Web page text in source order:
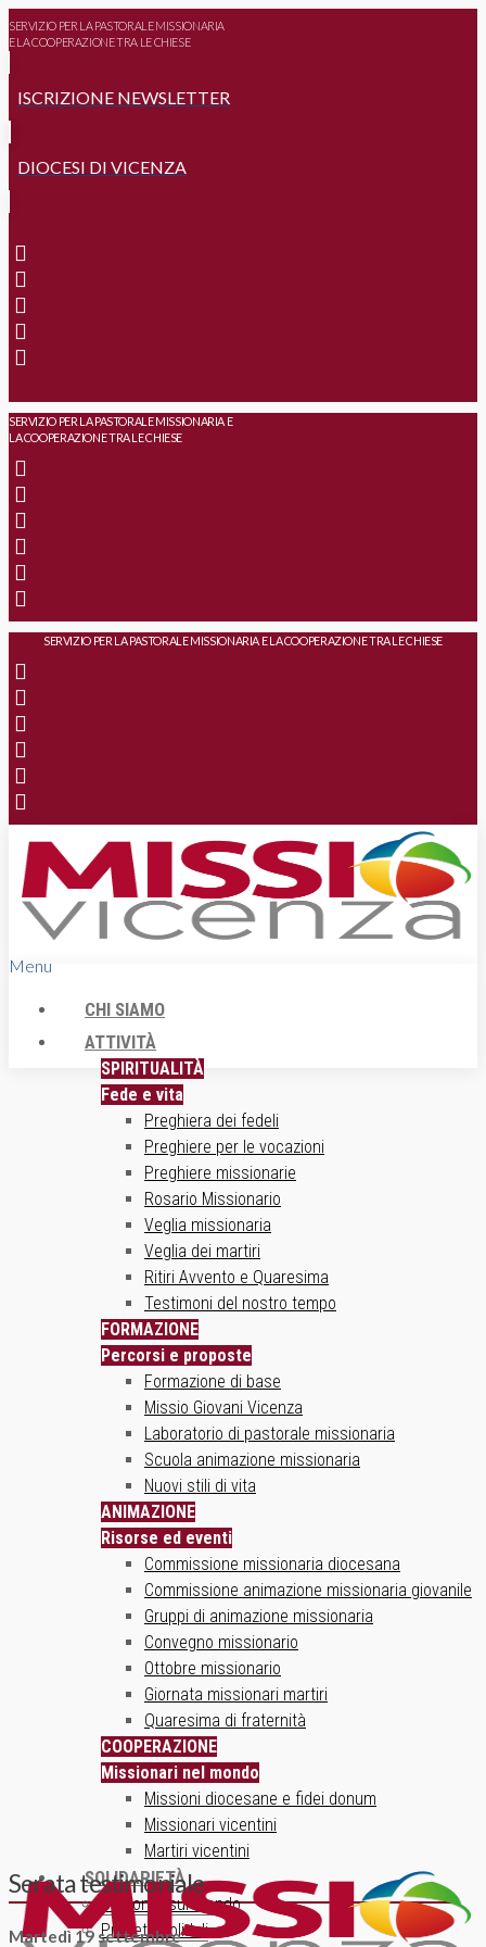
SERVIZIO PER LA PASTORALE MISSIONARIA
E LA COOPERAZIONE TRA LE CHIESE
ISCRIZIONE NEWSLETTER
DIOCESI DI VICENZA
SERVIZIO PER LA PASTORALE MISSIONARIA E
LA COOPERAZIONE TRA LE CHIESE
SERVIZIO PER LA PASTORALE MISSIONARIA E LA COOPERAZIONE TRA LE CHIESE
Menu
CHI SIAMO
ATTIVITÀ
SPIRITUALITÀ
Fede e vita
Preghiera dei fedeli
Preghiere per le vocazioni
Preghiere missionarie
Rosario Missionario
Veglia missionaria
Veglia dei martiri
Ritiri Avvento e Quaresima
Testimoni del nostro tempo
FORMAZIONE
Percorsi e proposte
Formazione di base
Missio Giovani Vicenza
Laboratorio di pastorale missionaria
Scuola animazione missionaria
Nuovi stili di vita
ANIMAZIONE
Risorse ed eventi
Commissione missionaria diocesana
Commissione animazione missionaria giovanile
Gruppi di animazione missionaria
Convegno missionario
Ottobre missionario
Giornata missionari martiri
Quaresima di fraternità
COOPERAZIONE
Missionari nel mondo
Missioni diocesane e fidei donum
Missionari vicentini
Martiri vicentini
SOLIDARIETÀ
Un ponte sul mondo
Progetti solidali
Serata testimoniale
Martedì 19 settembre